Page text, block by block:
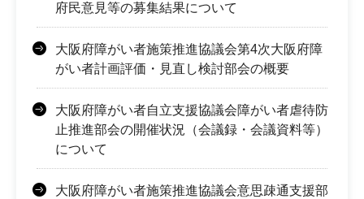
府民意見等の募集結果について
大阪府障がい者施策推進協議会第4次大阪府障
がい者計画評価・見直し検討部会の概要
大阪府障がい者自立支援協議会障がい者虐待防
止推進部会の開催状況（会議録・会議資料等）
について
大阪府障がい者施策推進協議会意思疎通支援部